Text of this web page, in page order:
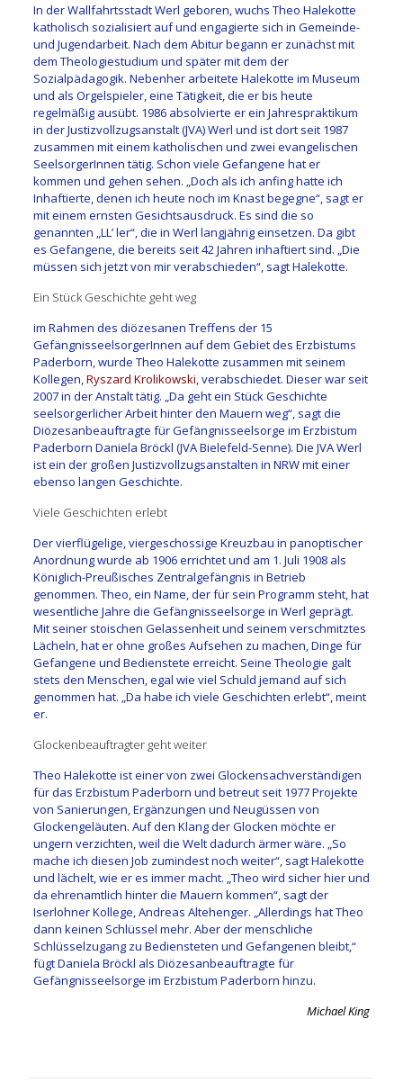
In der Wallfahrtsstadt Werl geboren, wuchs Theo Halekotte
katholisch sozialisiert auf und engagierte sich in Gemeinde-
und Jugendarbeit. Nach dem Abitur begann er zunächst mit
dem Theologiestudium und später mit dem der
Sozialpädagogik. Nebenher arbeitete Halekotte im Museum
und als Orgelspieler, eine Tätigkeit, die er bis heute
regelmäßig ausübt. 1986 absolvierte er ein Jahrespraktikum
in der Justizvollzugsanstalt (JVA) Werl und ist dort seit 1987
zusammen mit einem katholischen und zwei evangelischen
SeelsorgerInnen tätig. Schon viele Gefangene hat er
kommen und gehen sehen. „Doch als ich anfing hatte ich
Inhaftierte, denen ich heute noch im Knast begegne“, sagt er
mit einem ernsten Gesichtsausdruck. Es sind die so
genannten „LL’ ler“, die in Werl langjährig einsetzen. Da gibt
es Gefangene, die bereits seit 42 Jahren inhaftiert sind. „Die
müssen sich jetzt von mir verabschieden“, sagt Halekotte.
Ein Stück Geschichte geht weg
im Rahmen des diözesanen Treffens der 15
GefängnisseelsorgerInnen auf dem Gebiet des Erzbistums
Paderborn, wurde Theo Halekotte zusammen mit seinem
Kollegen,Ryszard Krolikowski, verabschiedet. Dieser war seit
2007 in der Anstalt tätig. „Da geht ein Stück Geschichte
seelsorgerlicher Arbeit hinter den Mauern weg“, sagt die
Diözesanbeauftragte für Gefängnisseelsorge im Erzbistum
Paderborn Daniela Bröckl (JVA Bielefeld-Senne). Die JVA Werl
ist ein der großen Justizvollzugsanstalten in NRW mit einer
ebenso langen Geschichte.
Viele Geschichten erlebt
Der vierflügelige, viergeschossige Kreuzbau in panoptischer
Anordnung wurde ab 1906 errichtet und am 1. Juli 1908 als
Königlich-Preußisches Zentralgefängnis in Betrieb
genommen. Theo, ein Name, der für sein Programm steht, hat
wesentliche Jahre die Gefängnisseelsorge in Werl geprägt.
Mit seiner stoischen Gelassenheit und seinem verschmitztes
Lächeln, hat er ohne großes Aufsehen zu machen, Dinge für
Gefangene und Bedienstete erreicht. Seine Theologie galt
stets den Menschen, egal wie viel Schuld jemand auf sich
genommen hat. „Da habe ich viele Geschichten erlebt“, meint
er.
Glockenbeauftragter geht weiter
Theo Halekotte ist einer von zwei Glockensachverständigen
für das Erzbistum Paderborn und betreut seit 1977 Projekte
von Sanierungen, Ergänzungen und Neugüssen von
Glockengeläuten. Auf den Klang der Glocken möchte er
ungern verzichten, weil die Welt dadurch ärmer wäre. „So
mache ich diesen Job zumindest noch weiter“, sagt Halekotte
und lächelt, wie er es immer macht. „Theo wird sicher hier und
da ehrenamtlich hinter die Mauern kommen“, sagt der
Iserlohner Kollege, Andreas Altehenger. „Allerdings hat Theo
dann keinen Schlüssel mehr. Aber der menschliche
Schlüsselzugang zu Bediensteten und Gefangenen bleibt,“
fügt Daniela Bröckl als Diözesanbeauftragte für
Gefängnisseelsorge im Erzbistum Paderborn hinzu.
Michael King